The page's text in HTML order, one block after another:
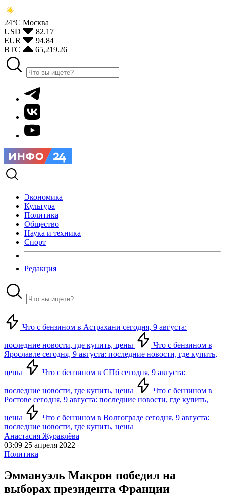
24°С Москва
USD
82.17
EUR
94.84
BTC
65,219.26
Экономика
Культура
Политика
Общество
Наука и техника
Спорт
Редакция
Что с бензином в Астрахани сегодня, 9 августа:
последние новости, где купить, цены
Что с бензином в
Ярославле сегодня, 9 августа: последние новости, где купить,
цены Что с бензином в СПб сегодня, 9 августа:
последние новости, где купить, цены
Что с бензином в
Ростове сегодня, 9 августа: последние новости, где купить,
цены
Что с бензином в Волгограде сегодня, 9 августа:
последние новости, где купить, цены
Анастасия Журавлёва
03:09 25 апреля 2022
Политика
Эммануэль Макрон победил на
выборах президента Франции